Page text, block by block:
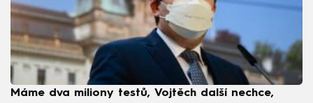
Máme dva miliony testů, Vojtěch další nechce,